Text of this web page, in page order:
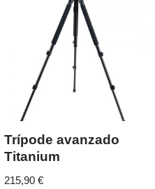
Trípode avanzado
Titanium
215,90€